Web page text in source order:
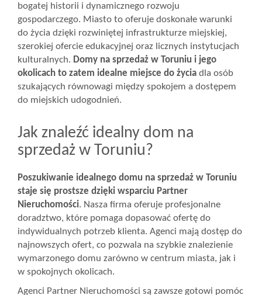
bogatej historii i dynamicznego rozwoju
gospodarczego. Miasto to oferuje doskonałe warunki
do życia dzięki rozwiniętej infrastrukturze miejskiej,
szerokiej ofercie edukacyjnej oraz licznych instytucjach
kulturalnych. Domy na sprzedaż w Toruniu i jego
okolicach to zatem idealne miejsce do życia dla osób
szukających równowagi między spokojem a dostępem
do miejskich udogodnień.
Jak znaleźć idealny dom na
sprzedaż w Toruniu?
Poszukiwanie idealnego domu na sprzedaż w Toruniu
staje się prostsze dzięki wsparciu Partner
Nieruchomości. Nasza firma oferuje profesjonalne
doradztwo, które pomaga dopasować ofertę do
indywidualnych potrzeb klienta. Agenci mają dostęp do
najnowszych ofert, co pozwala na szybkie znalezienie
wymarzonego domu zarówno w centrum miasta, jak i
w spokojnych okolicach.
Agenci Partner Nieruchomości są zawsze gotowi pomóc